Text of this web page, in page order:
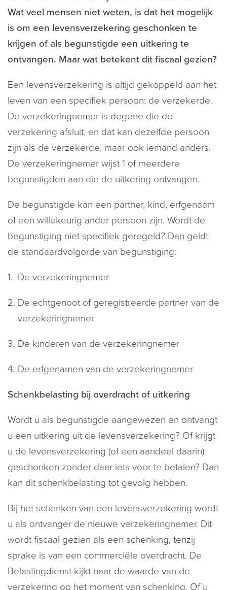
Wat veel mensen niet weten, is dat het mogelijk
is om een levensverzekering geschonken te
krijgen of als begunstigde een uitkering te
ontvangen. Maar wat betekent dit fiscaal gezien?
Een levensverzekering is altijd gekoppeld aan het
leven van een specifiek persoon: de verzekerde.
De verzekeringnemer is degene die de
verzekering afsluit, en dat kan dezelfde persoon
zijn als de verzekerde, maar ook iemand anders.
De verzekeringnemer wijst 1 of meerdere
begunstigden aan die de uitkering ontvangen.
De begunstigde kan een partner, kind, erfgenaam
of een willekeurig ander persoon zijn. Wordt de
begunstiging niet specifiek geregeld? Dan geldt
de standaardvolgorde van begunstiging:
De verzekeringnemer
De echtgenoot of geregistreerde partner van de
verzekeringnemer
De kinderen van de verzekeringnemer
De erfgenamen van de verzekeringnemer
Schenkbelasting bij overdracht of uitkering
Wordt u als begunstigde aangewezen en ontvangt
u een uitkering uit de levensverzekering? Of krijgt
u de levensverzekering (of een aandeel daarin)
geschonken zonder daar iets voor te betalen? Dan
kan dit schenkbelasting tot gevolg hebben.
Bij het schenken van een levensverzekering wordt
u als ontvanger de nieuwe verzekeringnemer. Dit
wordt fiscaal gezien als een schenking, tenzij
sprake is van een commerciële overdracht. De
Belastingdienst kijkt naar de waarde van de
verzekering op het moment van schenking. Of u